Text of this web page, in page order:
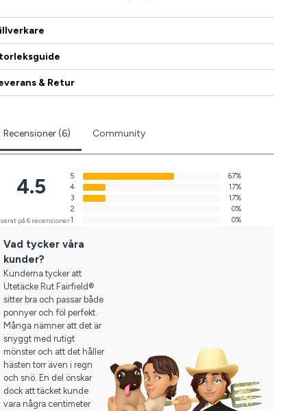
& Retur
Recensioner (6) Community
4.5
på 6 recensioner
5
67%
4
17%
3
17%
2
0%
1
0%
Vad tycker våra
kunder?
Kunderna tycker att
Utetäcke Rut Fairfield®
sitter bra och passar både
ponnyer och föl perfekt.
Många nämner att det är
snyggt med rutigt
mönster och att det håller
hästen torr även i regn
och snö. En del önskar
dock att täcket kunde
vara några centimeter